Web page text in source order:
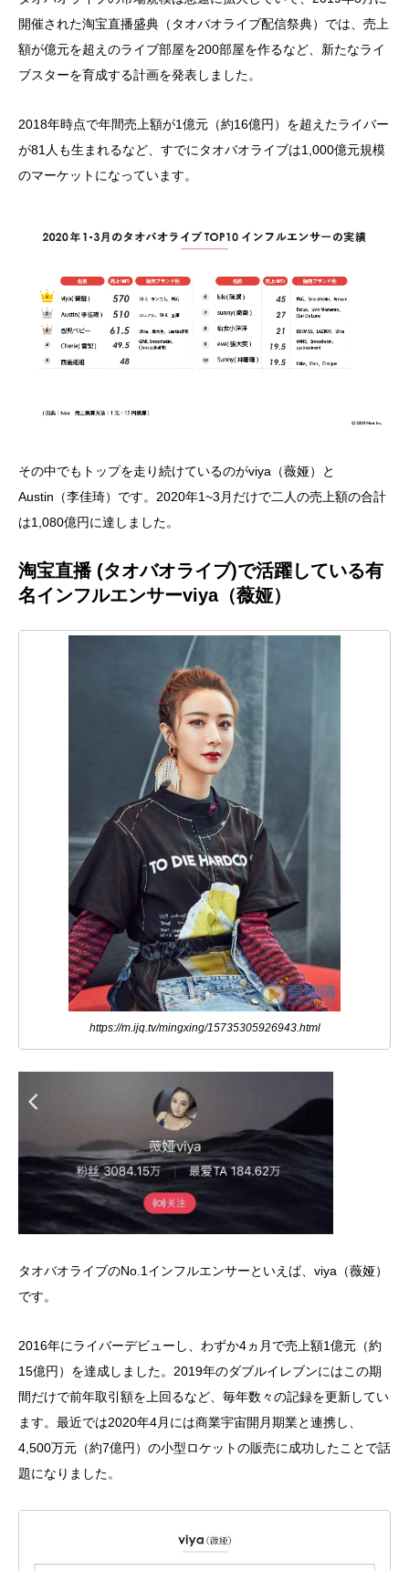
開催された淘宝直播盛典（タオバオライブ配信祭典）では、売上
額が億元を超えのライブ部屋を200部屋を作るなど、新たなライ
ブスターを育成する計画を発表しました。
2018年時点で年間売上額が1億元（約16億円）を超えたライバー
が81人も生まれるなど、すでにタオバオライブは1,000億元規模
のマーケットになっています。
その中でもトップを走り続けているのがviya（薇娅）と
Austin（李佳琦）です。2020年1~3月だけで二人の売上額の合計
は1,080億円に達しました。
淘宝直播 (タオバオライブ)で活躍している有
名インフルエンサーviya（薇娅）
https://m.ijq.tv/mingxing/15735305926943.html
タオバオライブのNo.1インフルエンサーといえば、viya（薇娅）
です。
2016年にライバーデビューし、わずか4ヵ月で売上額1億元（約
15億円）を達成しました。2019年のダブルイレブンにはこの期
間だけで前年取引額を上回るなど、毎年数々の記録を更新してい
ます。最近では2020年4月には商業宇宙開月期業と連携し、
4,500万元（約7億円）の小型ロケットの販売に成功したことで話
題になりました。